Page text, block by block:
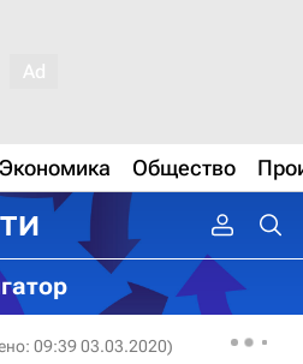
Экономика Общество
09:39 03.03.2020)